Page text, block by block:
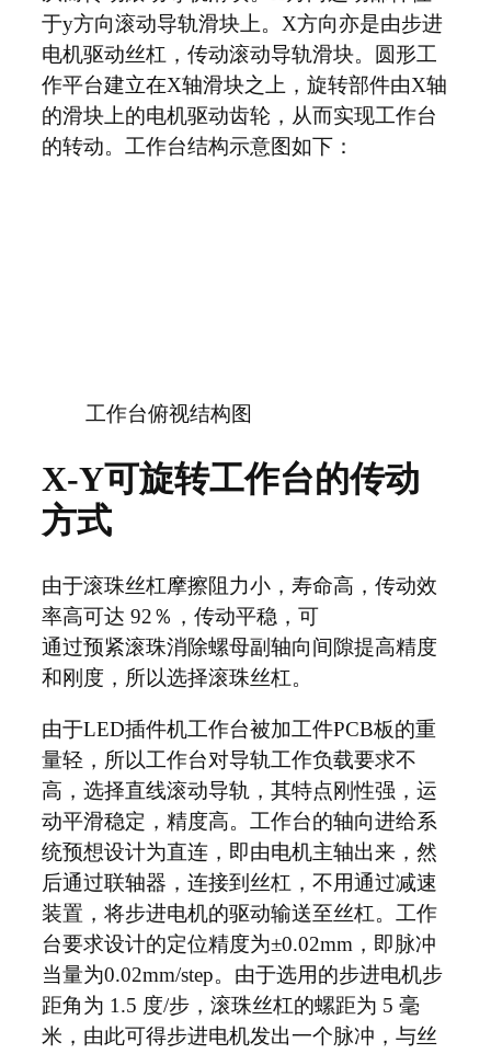
于y方向滚动导轨滑块上。X方向亦是由步进
电机驱动丝杠，传动滚动导轨滑块。圆形工
作平台建立在X轴滑块之上，旋转部件由X轴
的滑块上的电机驱动齿轮，从而实现工作台
的转动。工作台结构示意图如下：
工作台俯视结构图
X-Y可旋转工作台的传动
方式
由于滚珠丝杠摩擦阻力小，寿命高，传动效
率高可达 92％，传动平稳，可
通过预紧滚珠消除螺母副轴向间隙提高精度
和刚度，所以选择滚珠丝杠。
由于LED插件机工作台被加工件PCB板的重
量轻，所以工作台对导轨工作负载要求不
高，选择直线滚动导轨，其特点刚性强，运
动平滑稳定，精度高。工作台的轴向进给系
统预想设计为直连，即由电机主轴出来，然
后通过联轴器，连接到丝杠，不用通过减速
装置，将步进电机的驱动输送至丝杠。工作
台要求设计的定位精度为±0.02mm，即脉冲
当量为0.02mm/step。由于选用的步进电机步
距角为 1.5 度/步，滚珠丝杠的螺距为 5 毫
米，由此可得步进电机发出一个脉冲，与丝